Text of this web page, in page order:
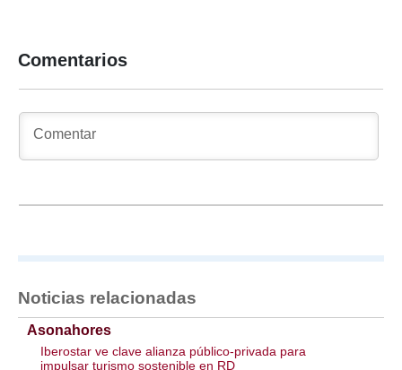
Comentarios
Noticias relacionadas
Asonahores
Iberostar ve clave alianza público-privada para
impulsar turismo sostenible en RD